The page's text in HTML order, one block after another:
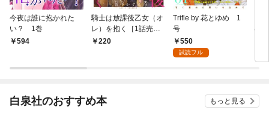
今夜は誰に抱かれた
い？ 1巻
594
騎士は放課後乙女（オ
レ）を抱く［1話売
り］ story01
220
Trifle by 花とゆめ 1
号
550
試読フル
は
白泉社のおすすめ本 もっと見る